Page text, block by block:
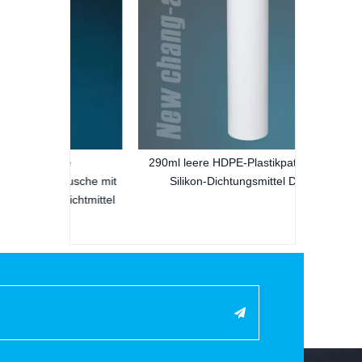
290ml leere HDPE-Plastikpatrone für
Silikon-Dichtungsmittel Dd09